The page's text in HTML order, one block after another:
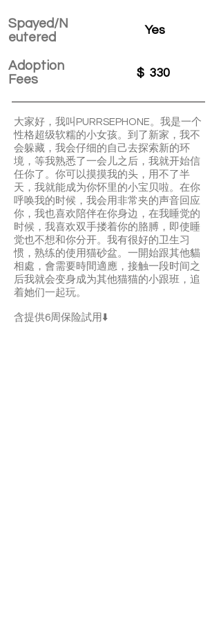
Spayed/N
eutered
Adoption
Fees
Yes
$ 330
大家好，我叫PURRSEPHONE。我是一个
性格超级软糯的小女孩。到了新家，我不
会躲藏，我会仔细的自己去探索新的环
境，等我熟悉了一会儿之后，我就开始信
任你了。你可以摸摸我的头，用不了半
天，我就能成为你怀里的小宝贝啦。在你
呼唤我的时候，我会用非常夹的声音回应
你，我也喜欢陪伴在你身边，在我睡觉的
时候，我喜欢双手搂着你的胳膊，即使睡
觉也不想和你分开。我有很好的卫生习
惯，熟练的使用猫砂盆。一開始跟其他貓
相處，會需要時間適應，接触一段时间之
后我就会变身成为其他猫猫的小跟班，追
着她们一起玩。
含提供6周保险試用⬇️